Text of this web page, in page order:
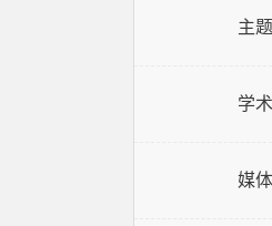
主
学
媒